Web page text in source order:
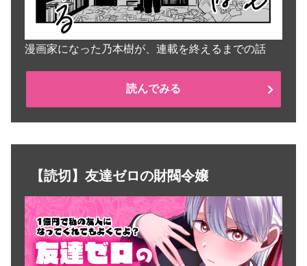
漫画家になった乃本樹が、連載を終えるまでの話
読んでみる
【読切】友達ゼロの財閥令嬢